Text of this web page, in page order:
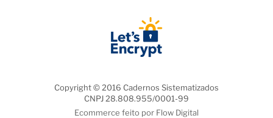
Copyright © 2016 Cadernos Sistematizados
CNPJ 28.808.955/0001-99
Ecommerce feito por Flow Digital